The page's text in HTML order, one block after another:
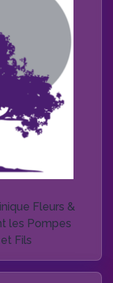
Fleurs &
les Pompes
Fils